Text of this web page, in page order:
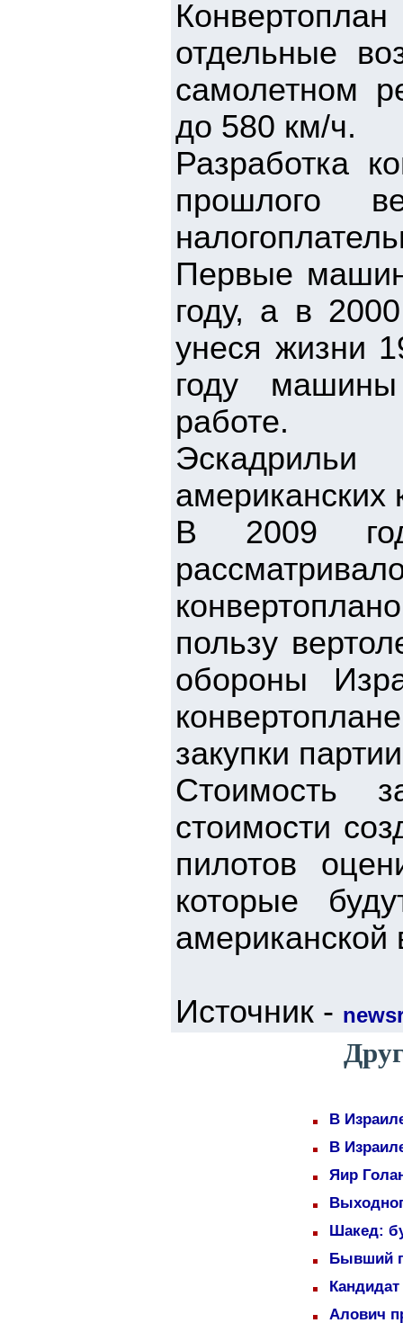
отдельные
самолетном
до 580 км/ч.
Разработка
прошлого
Первые
году, а в
унеся жизни
году
работе.
американских
В 2009
пользу
обороны
закупки
Стоимость
стоимости
пилотов
которые
Источник -
В
В
Яир
Шакед:
Бывший
Алович